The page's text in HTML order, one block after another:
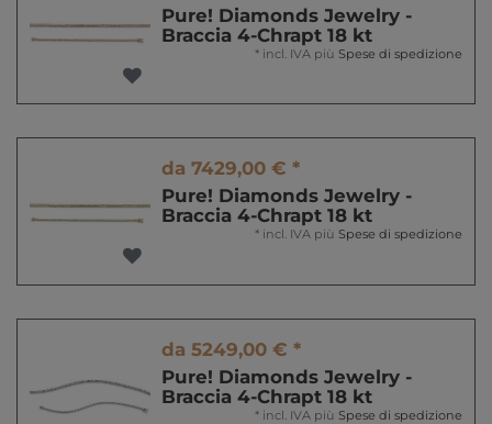
Pure! Diamonds Jewelry -
Braccia 4-Chrapt 18 kt
* incl. IVA più Spese di spedizione
da 7429,00 € *
Pure! Diamonds Jewelry -
Braccia 4-Chrapt 18 kt
* incl. IVA più Spese di spedizione
da 5249,00 € *
Pure! Diamonds Jewelry -
Braccia 4-Chrapt 18 kt
* incl. IVA più Spese di spedizione